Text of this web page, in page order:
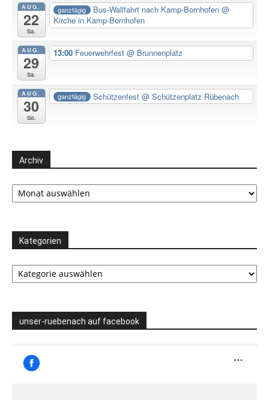
AUG.
22
Sa.
ganztägig Bus-Wallfahrt nach Kamp-Bornhofen@
Kirche in Kamp-Bornhofen
AUG.
29
Sa.
13:00 Feuerwehrfest @ Brunnenplatz
AUG.
30
So.
ganztägig Schützenfest@ Schützenplatz Rübenach
Archiv
Archiv
Kategorien
Kategorien
unser-ruebenach auf facebook